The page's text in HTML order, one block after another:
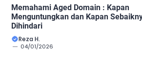
Memahami Aged Domain : Kapan
Menguntungkan dan Kapan
Dihindari
Reza H.
04/01/2026